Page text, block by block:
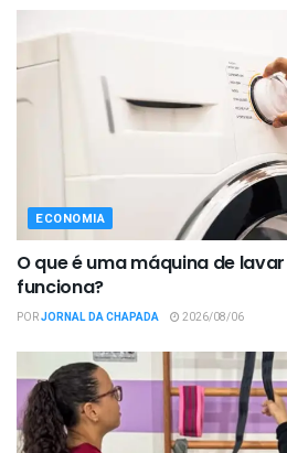
ECONOMIA
O que é uma máquina de
funciona?
PORJORNAL DA CHAPADA 2026/08/06